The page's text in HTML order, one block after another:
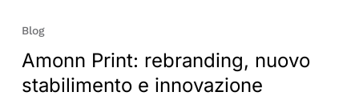
Print:
nuovo
stabilimento
Blog
Amonn Print: rebranding, nuovo
stabilimento e innovazione